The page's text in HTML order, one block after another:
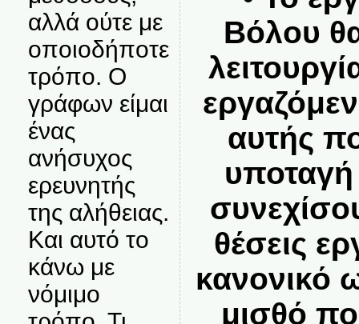
αλλά ούτε με
οποιοδήποτε
τρόπο. Ο
γράφων είμαι
ένας
ανήσυχος
ερευνητής
της αλήθειας.
Και αυτό το
κάνω με
νόμιμο
Βόλου
αυτής
θέσεις
κανονικό
μισθό